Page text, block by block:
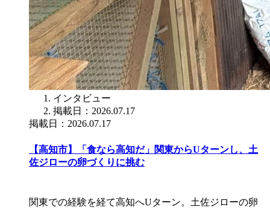
インタビュー
掲載日：2026.07.17
掲載日：2026.07.17
【高知市】「食なら高知だ」関東からUターンし、土
佐ジローの卵づくりに挑む
関東での経験を経て高知へUターン。土佐ジローの卵